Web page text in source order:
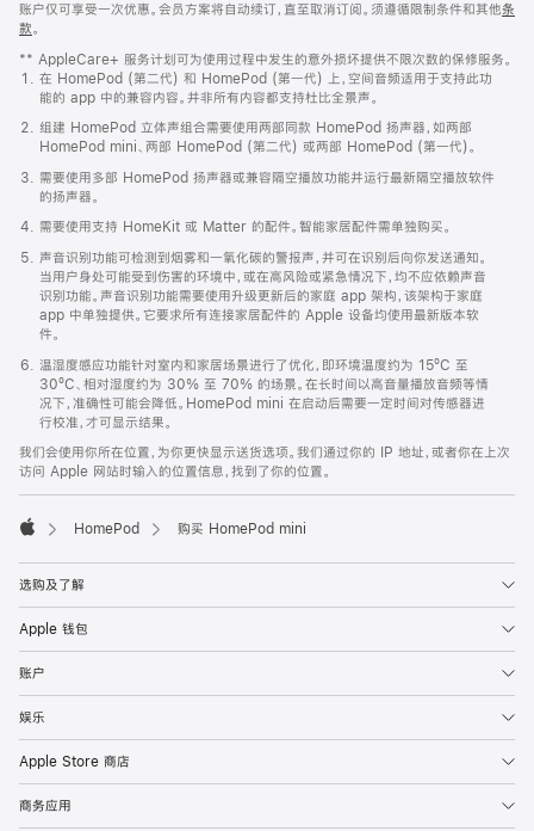
账户仅可享受一次优惠。会员方案将自动续订，直至取消订阅。须遵循限制条件和其他条
款。
窗
口
中
打
开)
** AppleCare+ 服务计划可为使用过程中发生的意外损坏提供不限次数的保修服务。
在 HomePod (第二代) 和 HomePod (第一代) 上，空间音频适用于支持此功
能的 app 中的兼容内容。并非所有内容都支持杜比全景声。
组建 HomePod 立体声组合需要使用两部同款 HomePod 扬声器，如两部
HomePod mini、两部 HomePod (第二代) 或两部 HomePod (第一代)。
需要使用多部 HomePod 扬声器或兼容隔空播放功能并运行最新隔空播放软件
的扬声器。
需要使用支持 HomeKit 或 Matter 的配件。智能家居配件需单独购买。
声音识别功能可检测到烟雾和一氧化碳的警报声，并可在识别后向你发送通知。
当用户身处可能受到伤害的环境中，或在高风险或紧急情况下，均不应依赖声音
识别功能。声音识别功能需要使用升级更新后的家庭 app 架构，该架构于家庭
app 中单独提供。它要求所有连接家居配件的 Apple 设备均使用最新版本软
件。
温湿度感应功能针对室内和家居场景进行了优化，即环境温度约为 15ºC 至
30ºC、相对湿度约为 30% 至 70% 的场景。在长时间以高音量播放音频等情
况下，准确性可能会降低。HomePod mini 在启动后需要一定时间对传感器进
行校准，才可显示结果。
我们会使用你所在位置，为你更快显示送货选项。我们通过你的 IP 地址，或者你在上次
访问 Apple 网站时输入的位置信息，找到了你的位置。
HomePod 购买 HomePod mini
选购及了解
Apple 钱包
账户
娱乐
Apple Store 商店
商务应用